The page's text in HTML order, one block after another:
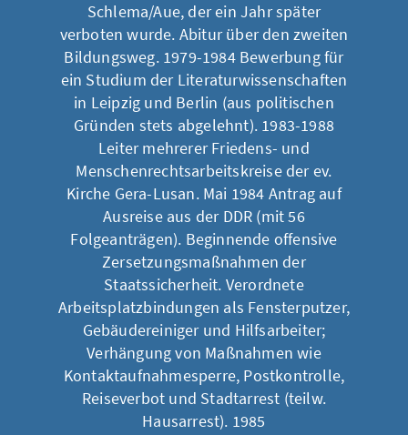
Schlema/Aue, der ein Jahr später
verboten wurde. Abitur über den zweiten
Bildungsweg. 1979-1984 Bewerbung für
ein Studium der Literaturwissenschaften
in Leipzig und Berlin (aus politischen
Gründen stets abgelehnt). 1983-1988
Leiter mehrerer Friedens- und
Menschenrechtsarbeitskreise der ev.
Kirche Gera-Lusan. Mai 1984 Antrag auf
Ausreise aus der DDR (mit 56
Folgeanträgen). Beginnende offensive
Zersetzungsmaßnahmen der
Staatssicherheit. Verordnete
Arbeitsplatzbindungen als Fensterputzer,
Gebäudereiniger und Hilfsarbeiter;
Verhängung von Maßnahmen wie
Kontaktaufnahmesperre, Postkontrolle,
Reiseverbot und Stadtarrest (teilw.
Hausarrest). 1985